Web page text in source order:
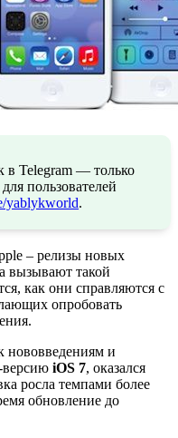
в Telegram — только
пользователей
yablykworld.
– релизы новых
вызывают такой
как они справляются с
опробовать
нововведениям и
версию iOS 7, оказался
росла темпами более
обновление до